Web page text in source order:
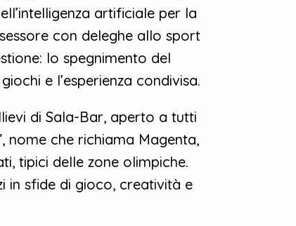
artificiale per la
con deleghe allo sport
lo spegnimento del
e l’esperienza condivisa.
di Sala-Bar, aperto a tutti
nome che richiama Magenta,
tipici delle zone olimpiche.
in sfide di gioco, creatività e